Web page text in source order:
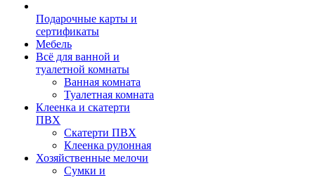
Подарочные карты и
сертификаты
Мебель
Всё для ванной и
туалетной комнаты
Ванная комната
Туалетная комната
Клеенка и скатерти
ПВХ
Скатерти ПВХ
Клеенка рулонная
Хозяйственные мелочи
Сумки и